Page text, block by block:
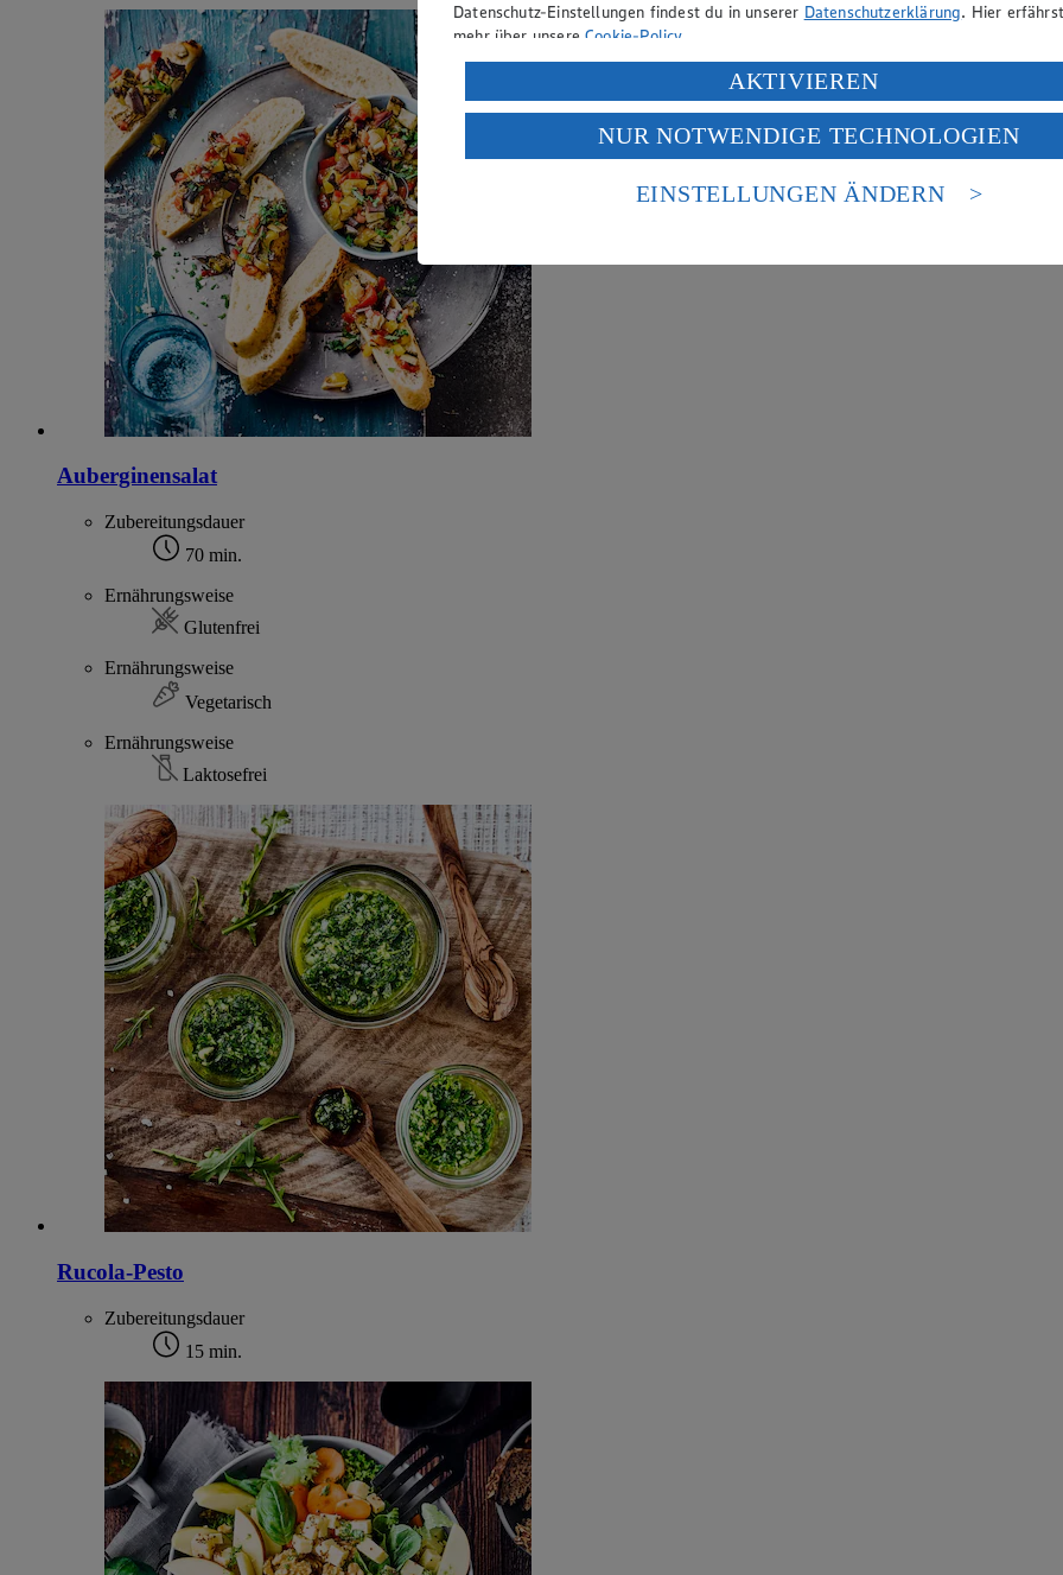
Auberginensalat
Zubereitungsdauer
70 min.
Ernährungsweise
Glutenfrei
Ernährungsweise
Vegetarisch
Ernährungsweise
Laktosefrei
Rucola-Pesto
Zubereitungsdauer
15 min.
Datenschutz-Einstellungen findest du in unserer Datenschutzerklärung. Hier
mehr über unsereCookie-Policy.
Verarbeitung deiner personenbezogenen Daten in den USA durch Facebook und
Wenn du auf „Aktivieren“ klickst, willigst du im Sinne des Art. 49 Abs. 1 Satz 1 lit.
ein, dass deine Daten in den USA verarbeitet werden. Der EuGH sieht die USA als
einem nach europäischen Standards nicht angemessenen Datenschutzniveau an. Es
Risiko eines Zugriffs durch US-amerikanische Behörden.
AKTIVIEREN
NUR NOTWENDIGE TECHNOLOGIEN
EINSTELLUNGEN ÄNDERN